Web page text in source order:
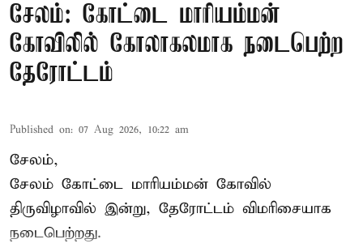
சேலம்: கோட்டை மாரியம்மன்
கோவிலில் கோலாகலமாக நடைபெற்ற
தேரோட்டம்
Published on: 07 Aug 2026, 10:22 am
சேலம்,
சேலம் கோட்டை மாரியம்மன் கோவில்
திருவிழாவில் இன்று, தேரோட்டம் விமரிசையாக
நடைபெற்றது.